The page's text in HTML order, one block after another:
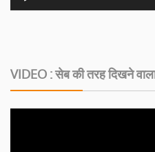
VIDEO : सेब की तरह दिखने